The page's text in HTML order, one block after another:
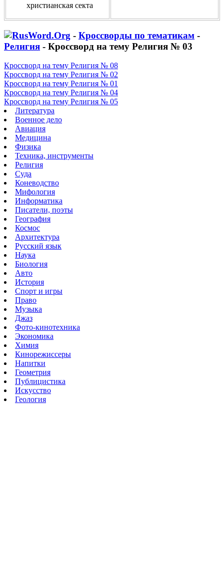
христианская секта
- Кроссворды по тематикам -
Религия - Кроссворд на тему Религия № 03
Кроссворд на тему Религия № 08
Кроссворд на тему Религия № 02
Кроссворд на тему Религия № 01
Кроссворд на тему Религия № 04
Кроссворд на тему Религия № 05
Литература
Военное дело
Авиация
Медицина
Физика
Техника, инструменты
Религия
Суда
Коневодство
Мифология
Информатика
Писатели, поэты
География
Космос
Архитектура
Русский язык
Наука
Биология
Авто
История
Спорт и игры
Право
Музыка
Джаз
Фото-кинотехника
Экономика
Химия
Кинорежиссеры
Напитки
Геометрия
Публицистика
Искусство
Геология